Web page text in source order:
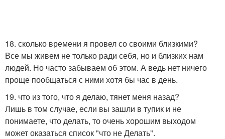
18. сколько времени я провел со своими близкими?
Все мы живем не только ради себя, но и близких нам
людей. Но часто забываем об этом. А ведь нет ничего
проще пообщаться с ними хотя бы час в день.
19. что из того, что я делаю, тянет меня назад?
Лишь в том случае, если вы зашли в тупик и не
понимаете, что делать, то очень хорошим выходом
может оказаться список "что не Делать".